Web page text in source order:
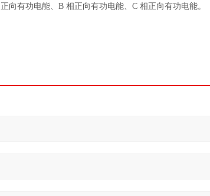
向有功电能、 B 相正向有功电能、 C 相正向有功电能。